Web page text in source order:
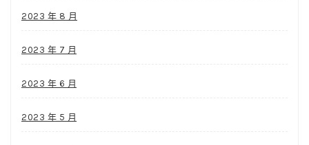
2023 年 8 月
2023 年 7 月
2023 年 6 月
2023 年 5 月